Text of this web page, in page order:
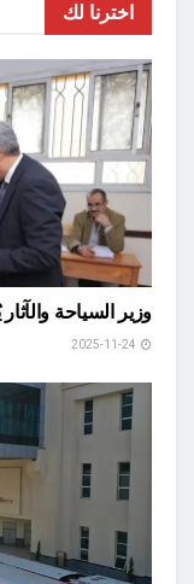
اخترنا لك
وزير السياحة